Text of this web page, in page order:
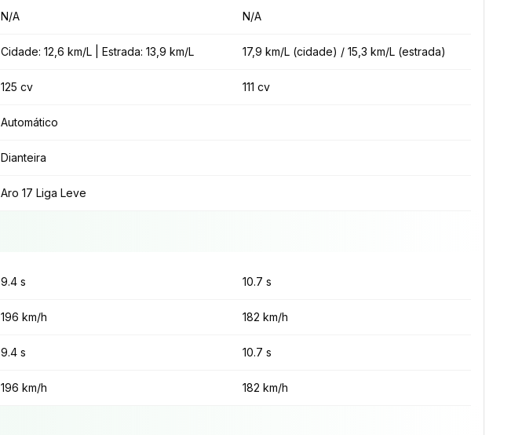
N/A N/A
Cidade: 12,6 km/L | Estrada: 13,9 km/L 17,9 km/L (cidade) / 15,3 km/L (estrada)
125 cv 111 cv
Automático
Dianteira
Aro 17 Liga Leve
9.4 s 10.7 s
196 km/h 182 km/h
9.4 s 10.7 s
196 km/h 182 km/h